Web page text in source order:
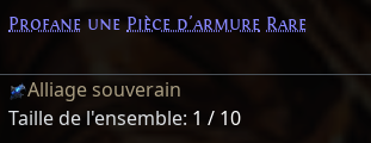
Profane une Pièce d'armure Rare
Alliage souverain
Taille de l'ensemble: 1 / 10